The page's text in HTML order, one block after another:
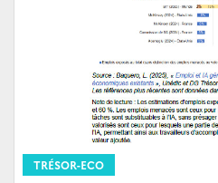
TRÉSOR-ECO